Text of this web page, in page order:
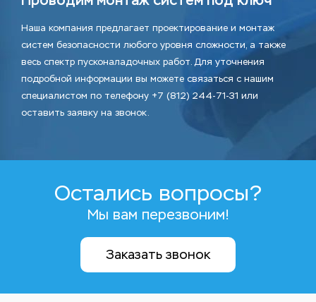
Наша компания предлагает проектирование и монтаж
систем безопасности любого уровня сложности, а также
весь спектр пусконаладочных работ. Для уточнения
подробной информации вы можете связаться с нашим
специалистом по телефону +7 (812) 244-71-31 или
оставить заявку на звонок.
Остались вопросы?
Мы вам перезвоним!
Заказать звонок